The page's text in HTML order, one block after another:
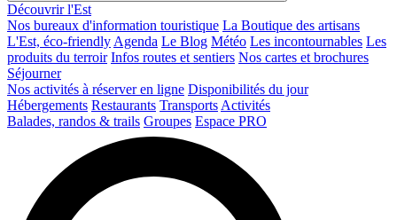
Découvrir l'Est
Nos bureaux d'information touristique La Boutique des artisans
L'Est, éco-friendly Agenda Le Blog Météo Les incontournables Les
produits du terroir Infos routes et sentiers Nos cartes et brochures
Séjourner
Nos activités à réserver en ligne Disponibilités du jour
Hébergements Restaurants Transports Activités
Balades, randos & trails Groupes Espace PRO